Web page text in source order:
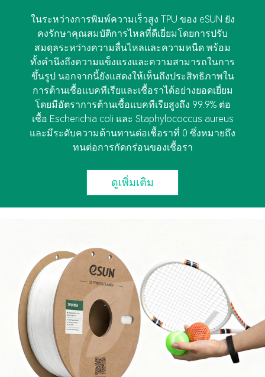
ในระหว่างการพิมพ์ความเร็วสูง TPU ของ eSUN ยัง
คงรักษาคุณสมบัติการไหลที่ดีเยี่ยมโดยการปรับ
สมดุลระหว่างความลื่นไหลและความหนืด พร้อม
ทั้งคำนึงถึงความแข็งแรงและความสามารถในการ
ขึ้นรูป นอกจากนี้ยังแสดงให้เห็นถึงประสิทธิภาพใน
การต้านเชื้อแบคทีเรียและเชื้อราได้อย่างยอดเยี่ยม
โดยมีอัตราการต้านเชื้อแบคทีเรียสูงถึง 99.9% ต่อ
เชื้อ Escherichia coli และ Staphylococcus aureus
และมีระดับความต้านทานต่อเชื้อราที่ 0 ซึ่งหมายถึง
ทนต่อการกัดกร่อนของเชื้อรา
ดูเพิ่มเติม